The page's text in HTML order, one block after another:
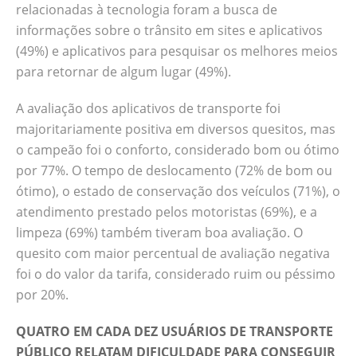
relacionadas à tecnologia foram a busca de
informações sobre o trânsito em sites e aplicativos
(49%) e aplicativos para pesquisar os melhores meios
para retornar de algum lugar (49%).
A avaliação dos aplicativos de transporte foi
majoritariamente positiva em diversos quesitos, mas
o campeão foi o conforto, considerado bom ou ótimo
por 77%. O tempo de deslocamento (72% de bom ou
ótimo), o estado de conservação dos veículos (71%), o
atendimento prestado pelos motoristas (69%), e a
limpeza (69%) também tiveram boa avaliação. O
quesito com maior percentual de avaliação negativa
foi o do valor da tarifa, considerado ruim ou péssimo
por 20%.
QUATRO EM CADA DEZ USUÁRIOS DE TRANSPORTE
PÚBLICO RELATAM DIFICULDADE PARA CONSEGUIR